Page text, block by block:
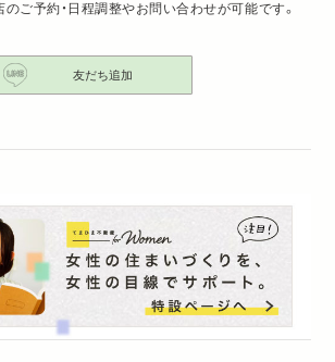
のご予約・日程調整やお問い合わせが可能です。
友だち追加